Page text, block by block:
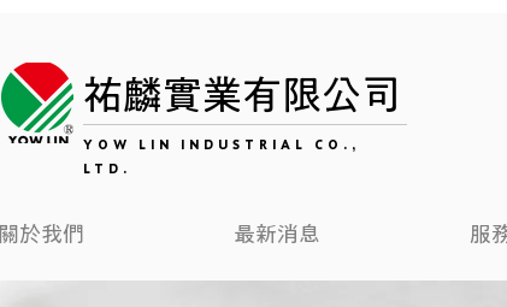
祐麟實業有限公司
YOW LIN INDUSTRIAL CO.,
LTD.
關於我們 最新消息 服